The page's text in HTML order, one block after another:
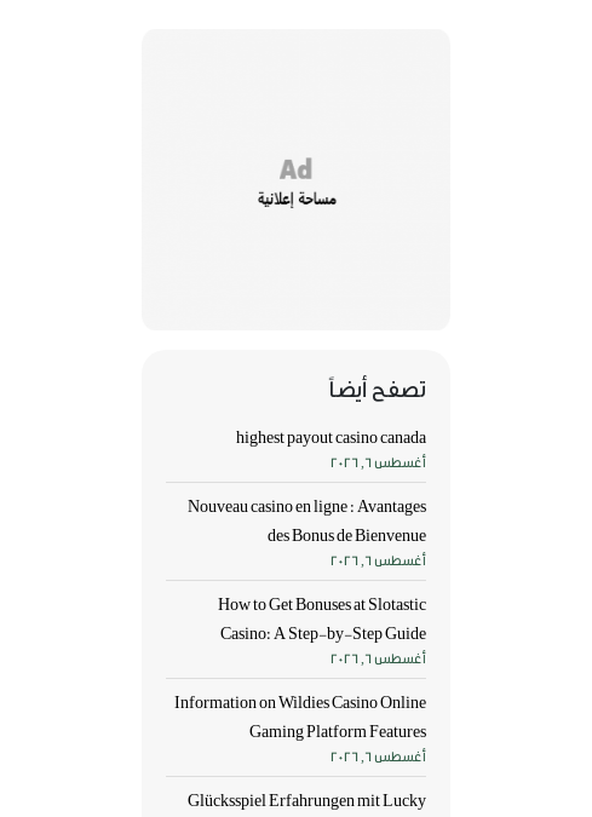
تصفح أيضاً
highest payout casino canada
أغسطس 6, 2026
Nouveau casino en ligne : Avantages
des Bonus de Bienvenue
أغسطس 6, 2026
How to Get Bonuses at Slotastic
Casino: A Step‑by‑Step Guide
أغسطس 6, 2026
Information on Wildies Casino Online
Gaming Platform Features
أغسطس 6, 2026
Glücksspiel Erfahrungen mit Lucky